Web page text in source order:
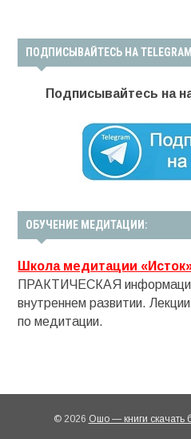
ПОДПИСЫВАЙТЕСЬ НА
Подписывайтесь на
ОБУЧЕНИЕ МЕДИТАЦИИ:
Школа медитации
ПРАКТИЧЕСКАЯ
внутреннем развитии.
по медитации.
© 2026 Ошо — книги скачать